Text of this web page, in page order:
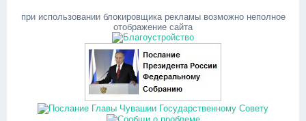
при использовании блокировщика рекламы возможно неполное
отображение сайта